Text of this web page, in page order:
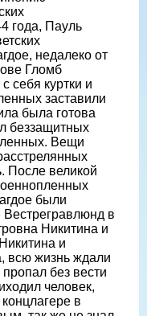
года, Пауль
недалеко от
Гломб
себя куртки и
заставили
была готова
беззащитных
Вещи
После великой
были
в
Никитина и
и
всю жизнь ждали
без вести
человек,
в